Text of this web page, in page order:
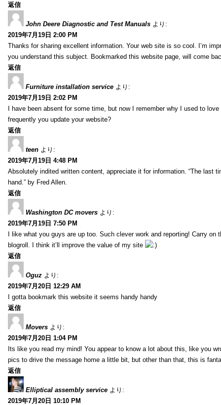
返信
John Deere Diagnostic and Test Manuals より:
2019年7月19日 2:00 PM
Thanks for sharing excellent information. Your web site is so cool. I’m
you understand this subject. Bookmarked this website page, will come
返信
Furniture installation service より:
2019年7月19日 2:02 PM
I have been absent for some time, but now I remember why I used to
frequently you update your website?
返信
teen より:
2019年7月19日 4:48 PM
Absolutely indited written content, appreciate it for information. “The last
hand.” by Fred Allen.
返信
Washington DC movers より:
2019年7月19日 7:50 PM
I like what you guys are up too. Such clever work and reporting! Carry
blogroll. I think it’ll improve the value of my site
返信
Oguz より:
2019年7月20日 12:29 AM
I gotta bookmark this website it seems handy handy
返信
Movers より:
2019年7月20日 1:04 PM
Its like you read my mind! You appear to know a lot about this, like you
pics to drive the message home a little bit, but other than that, this is
返信
Elliptical assembly service より:
2019年7月20日 10:10 PM